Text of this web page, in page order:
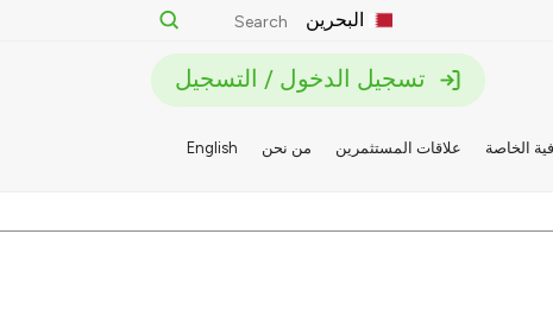
البحرين
تسجيل الدخول / التسجيل
الخاصة علاقات المستثمرين من نحن English